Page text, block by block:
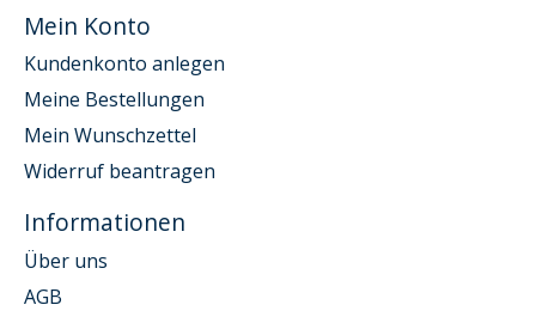
Mein Konto
Kundenkonto anlegen
Meine Bestellungen
Mein Wunschzettel
Widerruf beantragen
Informationen
Über uns
AGB